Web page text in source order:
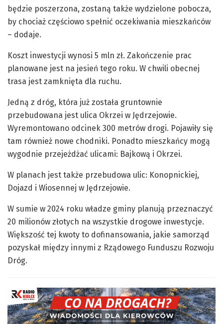
będzie poszerzona, zostaną także wydzielone pobocza,
by chociaż częściowo spełnić oczekiwania mieszkańców
– dodaje.
Koszt inwestycji wynosi 5 mln zł. Zakończenie prac
planowane jest na jesień tego roku. W chwili obecnej
trasa jest zamknięta dla ruchu.
Jedną z dróg, która już została gruntownie
przebudowana jest ulica Okrzei w Jędrzejowie.
Wyremontowano odcinek 300 metrów drogi. Pojawiły się
tam również nowe chodniki. Ponadto mieszkańcy mogą
wygodnie przejeżdżać ulicami: Bajkową i Okrzei.
W planach jest także przebudowa ulic: Konopnickiej,
Dojazd i Wiosennej w Jędrzejowie.
W sumie w 2024 roku władze gminy planują przeznaczyć
20 milionów złotych na wszystkie drogowe inwestycje.
Większość tej kwoty to dofinansowania, jakie samorząd
pozyskał między innymi z Rządowego Funduszu Rozwoju
Dróg.